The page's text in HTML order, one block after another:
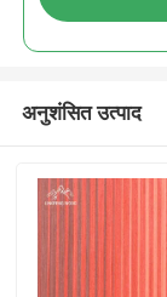
अनुशंसित उत्पाद